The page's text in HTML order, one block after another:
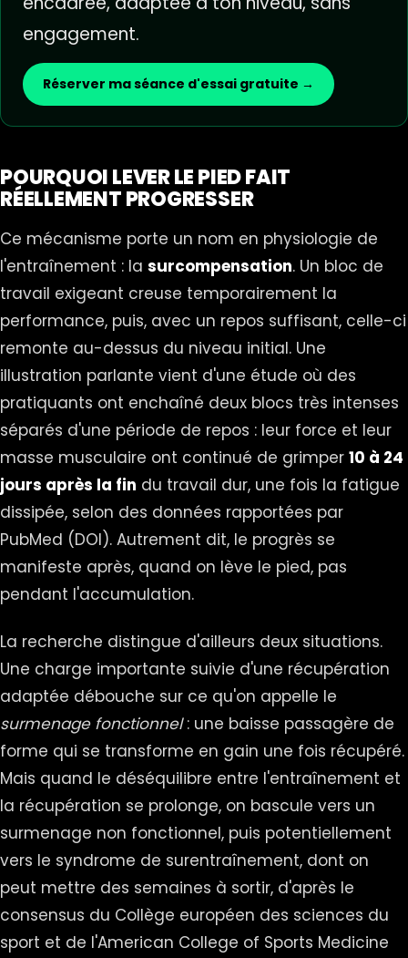
engagement.
Réserver ma séance d'essai gratuite →
POURQUOI LEVER LE PIED FAIT
RÉELLEMENT PROGRESSER
Ce mécanisme porte un nom en physiologie de
l'entraînement : la surcompensation. Un bloc de
travail exigeant creuse temporairement la
performance, puis, avec un repos suffisant, celle-ci
remonte au-dessus du niveau initial. Une
illustration parlante vient d'une étude où des
pratiquants ont enchaîné deux blocs très intenses
séparés d'une période de repos : leur force et leur
masse musculaire ont continué de grimper 10 à 24
jours après la fin du travail dur, une fois la fatigue
dissipée, selon des données rapportées par
PubMed (DOI). Autrement dit, le progrès se
manifeste après, quand on lève le pied, pas
pendant l'accumulation.
La recherche distingue d'ailleurs deux situations.
Une charge importante suivie d'une récupération
adaptée débouche sur ce qu'on appelle le
surmenage fonctionnel: une baisse passagère de
forme qui se transforme en gain une fois récupéré.
Mais quand le déséquilibre entre l'entraînement et
la récupération se prolonge, on bascule vers un
surmenage non fonctionnel, puis potentiellement
vers le syndrome de surentraînement, dont on
peut mettre des semaines à sortir, d'après le
consensus du Collège européen des sciences du
sport et de l'American College of Sports Medicine